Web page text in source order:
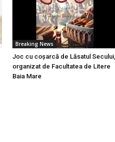
Breaking News
Joc cu coșarcă de Lăsatul Secului,
organizat de Facultatea de Litere
Baia Mare